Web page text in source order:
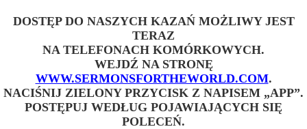
DOSTĘP DO NASZYCH KAZAŃ MOŻLIWY JEST
TERAZ
NA TELEFONACH KOMÓRKOWYCH.
WEJDŹ NA STRONĘ
WWW.SERMONSFORTHEWORLD.COM.
NACIŚNIJ ZIELONY PRZYCISK Z NAPISEM „APP”.
POSTĘPUJ WEDŁUG POJAWIAJĄCYCH SIĘ
POLECEŃ.